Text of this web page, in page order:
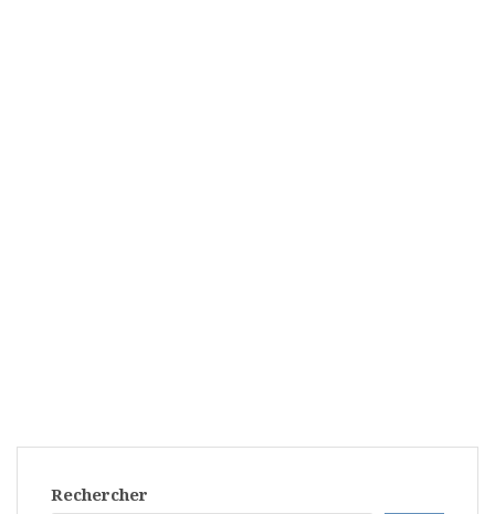
Rechercher